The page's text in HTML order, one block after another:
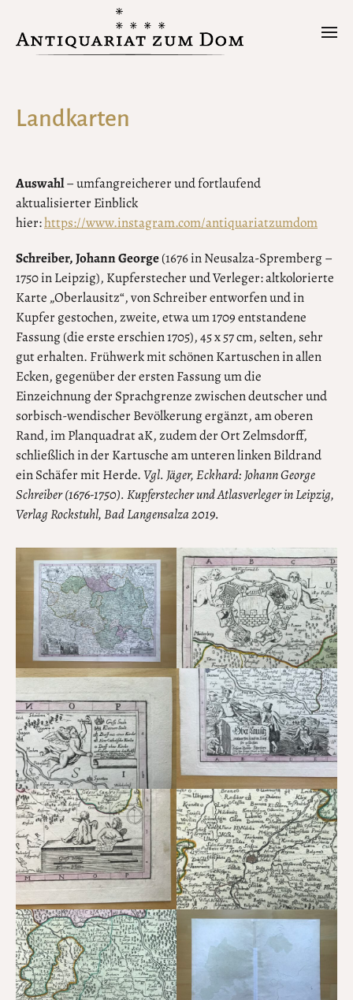
Landkarten
Auswahl– umfangreicherer und fortlaufend
aktualisierter Einblick
hier:https://www.instagram.com/antiquariatzumdom
Schreiber, Johann George(1676 in Neusalza-Spremberg –
1750 in Leipzig), Kupferstecher und Verleger: altkolorierte
Karte „Oberlausitz“, von Schreiber entworfen und in
Kupfer gestochen, zweite, etwa um 1709 entstandene
Fassung (die erste erschien 1705), 45 x 57 cm, selten, sehr
gut erhalten. Frühwerk mit schönen Kartuschen in allen
Ecken, gegenüber der ersten Fassung um die
Einzeichnung der Sprachgrenze zwischen deutscher und
sorbisch-wendischer Bevölkerung ergänzt, am oberen
Rand, im Planquadrat aK, zudem der Ort Zelmsdorff,
schließlich in der Kartusche am unteren linken Bildrand
ein Schäfer mit Herde.Vgl. Jäger, Eckhard: Johann George
Schreiber (1676-1750). Kupferstecher und Atlasverleger in Leipzig,
Verlag Rockstuhl, Bad Langensalza 2019.